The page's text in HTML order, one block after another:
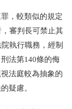
，較類似的規定
審判長可禁止其
執行職務，經制
法第140條的侮
法庭較為抽象的
疑慮。